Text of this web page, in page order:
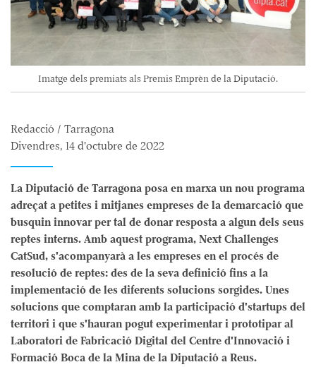
Imatge dels premiats als Premis Emprèn de la Diputació.
Redacció / Tarragona
Divendres, 14 d'octubre de 2022
La Diputació de Tarragona posa en marxa un nou programa
adreçat a petites i mitjanes empreses de la demarcació que
busquin innovar per tal de donar resposta a algun dels seus
reptes interns. Amb aquest programa, Next Challenges
CatSud, s'acompanyarà a les empreses en el procés de
resolució de reptes: des de la seva definició fins a la
implementació de les diferents solucions sorgides. Unes
solucions que comptaran amb la participació d'startups del
territori i que s'hauran pogut experimentar i prototipar al
Laboratori de Fabricació Digital del Centre d'Innovació i
Formació Boca de la Mina de la Diputació a Reus.